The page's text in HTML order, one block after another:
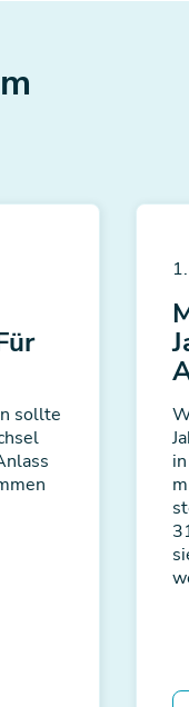
sollte